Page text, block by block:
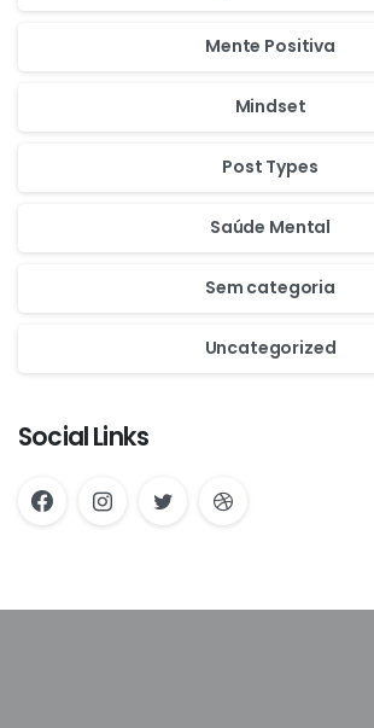
Mente Positiva
Mindset
Post Types
Saúde Mental
Sem categoria
Uncategorized
Social Links